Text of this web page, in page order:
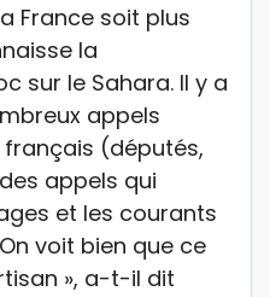
France soit plus
la
sur le Sahara. Il y a
appels
(députés,
appels qui
et les courants
voit bien que ce
», a-t-il dit